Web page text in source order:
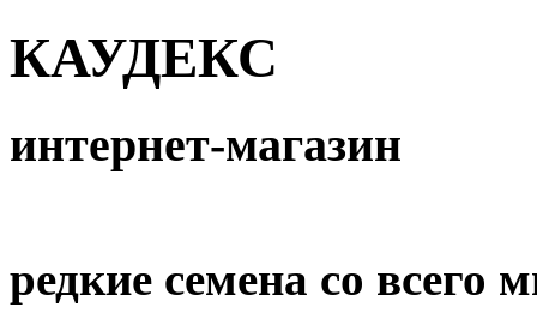
КАУДЕКС
интернет-магазин
редкие семена со всего